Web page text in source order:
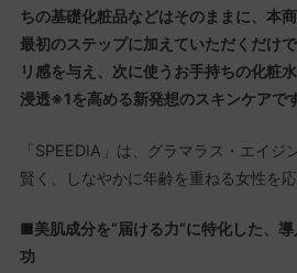
ちの基礎化粧品などはそのままに、本
最初のステップに加えていただくだけ
リ感を与え、次に使うお手持ちの化粧
浸透※1を高める新発想のスキンケアです
「SPEEDIA」は、グラマラス・エイジ
賢く、しなやかに年齢を重ねる女性を応
■美肌成分を“届ける力”に特化した、
功